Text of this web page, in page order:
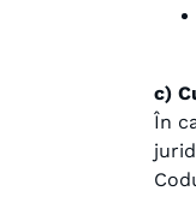
c)
În